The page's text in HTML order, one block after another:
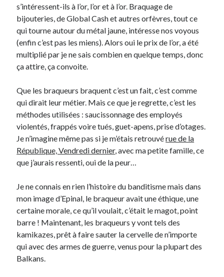
Derniers Commentaires
Entretien ménager dans
T’as vu quoi ? #52
dans
C’était pas mieux avant… à Lyon
littlecelt
Comment j’ai opéré ma vélorution toute personnelle
Renaud Ducher
Comment j’ai opéré ma vélorution toute
personnelle
Commentaires récents
Entretien ménagerdansT’as vu quoi ? #52
JFdansC’était pas mieux avant… à Lyon
AnthonydansComment j’ai opéré ma vélorution toute personnelle
Renaud DucherdansComment j’ai opéré ma vélorution toute
personnelle
On parle de quoi ?
A Lyon
s’intéressent-ils à l’or, l’or et à l’or. Braquage de
bijouteries, de Global Cash et autres orfèvres, tout ce
qui tourne autour du métal jaune, intéresse nos voyous
(enfin c’est pas les miens). Alors oui le prix de l’or, a été
multiplié par je ne sais combien en quelque temps, donc
ça attire, ça convoite.
Que les braqueurs braquent c’est un fait, c’est comme
qui dirait leur métier. Mais ce que je regrette, c’est les
méthodes utilisées : saucissonnage des employés
violentés, frappés voire tués, guet-apens, prise d’otages.
Je n’imagine même pas si je m’étais retrouvérue de la
République, Vendredi dernier, avec ma petite famille, ce
que j’aurais ressenti, oui de la peur…
Je ne connais en rien l’histoire du banditisme mais dans
mon image d’Epinal, le braqueur avait une éthique, une
certaine morale, ce qu’il voulait, c’était le magot, point
barre ! Maintenant, les braqueurs y vont tels des
kamikazes, prêt à faire sauter la cervelle de n’importe
qui avec des armes de guerre, venus pour la plupart des
Balkans.